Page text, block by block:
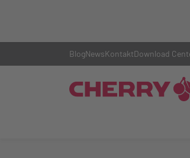
BlogNewsKontaktDownload